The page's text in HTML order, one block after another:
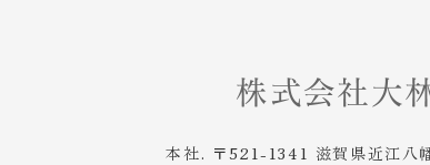
本社. 〒521-1341 滋賀県近江八